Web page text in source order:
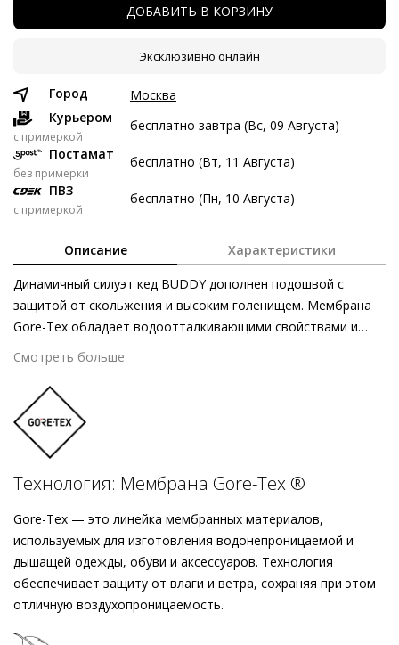
8 авг
22 авг
5 сен
19 сен
Долями
Разделите стоимость покупки
Заплатите сейчас только часть, а оставшееся будем
списывать каждые две недели
5 747 ₽ сейчас
Затем по 5 747 ₽ раз в 2 недели
Подробнее о сервисе можно узнать на
ДОБАВИТЬ В КОРЗИНУ
Эксклюзивно онлайн
Город
Москва
Курьером
c примеркой
бесплатно завтра (Вс, 09 Августа)
Постамат
без примерки
бесплатно (Вт, 11 Августа)
ПВЗ
с примеркой
бесплатно (Пн, 10 Августа)
Описание Характеристики
Динамичный силуэт кед BUDDY дополнен подошвой с
защитой от скольжения и высоким голенищем. Мембрана
Gore-Tex обладает водоотталкивающими свойствами и
защищает велюровую кожу первоклассного качества в
чёрном, коричневом или тёмно-сером оттенке от непогоды.
Шнуровка в тон модели заботится о безупречной посадке,
а металлические люверсы выступают в качестве
эффектного акцента. Эти кеды будут сопровождать вас в
осенние и зимние месяцы в комбинации с повседневным
денимом или в лаконичных образах выходного дня.
Смотреть больше
Технология: Мембрана Gore-Tex ®
Gore-Tex — это линейка мембранных материалов,
используемых для изготовления водонепроницаемой и
дышащей одежды, обуви и аксессуаров. Технология
обеспечивает защиту от влаги и ветра, сохраняя при этом
отличную воздухопроницаемость.